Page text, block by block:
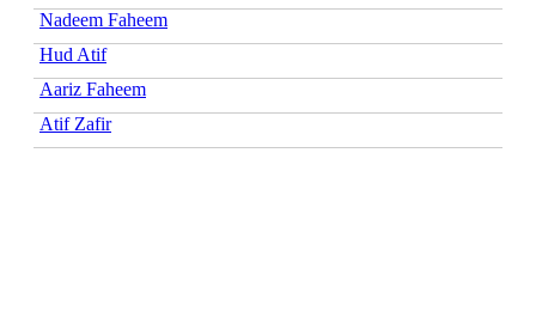
Nadeem Faheem
Hud Atif
Aariz Faheem
Atif Zafir